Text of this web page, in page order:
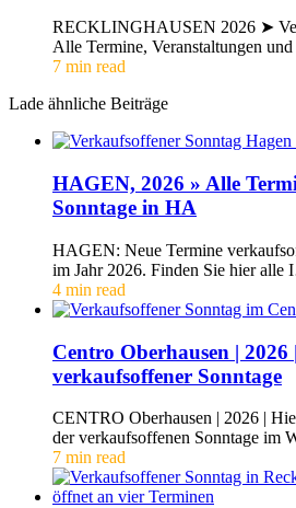
RECKLINGHAUSEN 2026 ➤
Alle Termine, Veranstaltungen
7 min read
Lade ähnliche Beiträge
HAGEN, 2026 » Alle
Sonntage in HA
HAGEN: Neue Termine
im Jahr 2026. Finden Sie hier alle
4 min read
Centro Oberhausen | 2026
verkaufsoffener Sonntage
CENTRO Oberhausen | 2026 |
der verkaufsoffenen Sonntage im
7 min read